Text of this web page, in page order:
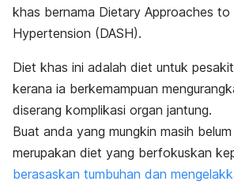
khas bernama Dietary Approaches to
Hypertension (DASH).
Diet khas ini adalah diet untuk
kerana ia berkemampuan
diserang komplikasi organ jantung.
Buat anda yang mungkin masih
merupakan diet yang berfokuskan
berasaskan tumbuhan dan